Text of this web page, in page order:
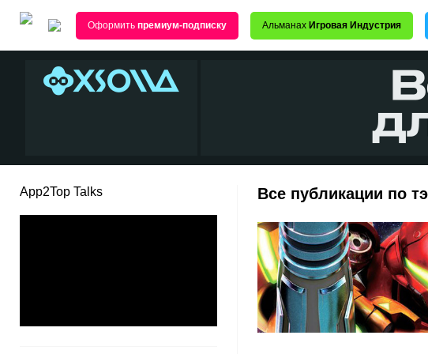
Оформить премиум-подписку Альманах Игровая Индустрия
App2Top Talks Все публикации по